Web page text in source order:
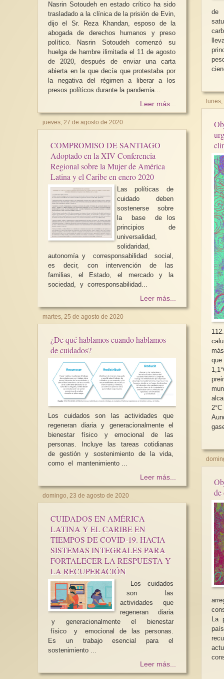
Nasrin Sotoudeh en estado crítico ha sido
trasladado a la clínica de la prisión de Evin,
dijo el Sr. Reza Khandan, esposo de la
abogada de derechos humanos y preso
político. Nasrin Sotoudeh comenzó su
huelga de hambre ilimitada el 11 de agosto
de 2020, después de enviar una carta
abierta en la que decía que protestaba por
la negativa del régimen a liberar a los
presos políticos durante la pandemia...
Leer más...
jueves, 27 de agosto de 2020
COMPROMISO DE SANTIAGO
Adoptado en la XIV Conferencia
Regional sobre la Mujer de América
Latina y el Caribe en enero 2020
Las políticas de
cuidado deben
sostenerse sobre
la base de los
principios de
universalidad,
solidaridad,
autonomía y corresponsabilidad social,
es decir, con intervención de las
familias, el Estado, el mercado y la
sociedad, y corresponsabilidad...
Leer más...
martes, 25 de agosto de 2020
¿De qué hablamos cuando hablamos
de cuidados?
Los cuidados son las actividades que
regeneran diaria y generacionalmente el
bienestar físico y emocional de las
personas. Incluye las tareas cotidianas
de gestión y sostenimiento de la vida,
como el mantenimiento ...
Leer más...
domingo, 23 de agosto de 2020
CUIDADOS EN AMÉRICA
LATINA Y EL CARIBE EN
TIEMPOS DE COVID-19. HACIA
SISTEMAS INTEGRALES PARA
FORTALECER LA RESPUESTA Y
LA RECUPERACIÓN
son las
actividades que
regeneran diaria
y generacionalmente el bienestar
físico y emocional de las personas.
Es un trabajo esencial para el
sostenimiento ...
Leer más...
de
de
La